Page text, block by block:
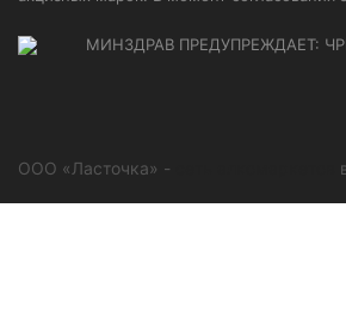
МИНЗДРАВ ПРЕДУПРЕЖДАЕТ:
ООО «Ласточка» -